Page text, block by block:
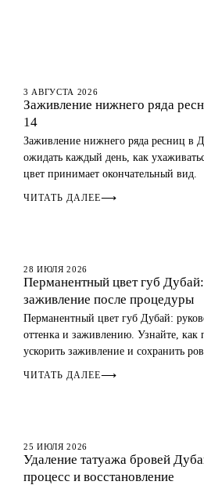
ГЛАЗА
3 АВГУСТА 2026
Заживление нижнего ряда
14
Заживление нижнего ряда ресниц в
ожидать каждый день, как
цвет принимает окончательный вид.
ЧИТАТЬ ДАЛЕЕ⟶
ГУБЫ
28 ИЮЛЯ 2026
Перманентный цвет губ
заживление после процедуры
Перманентный цвет губ Дубай:
оттенка и заживлению. Узнайте, как
ускорить заживление и сохранить
ЧИТАТЬ ДАЛЕЕ⟶
УДАЛЕНИЕ ТАТУАЖА
25 ИЮЛЯ 2026
Удаление татуажа бровей
процесс и восстановление